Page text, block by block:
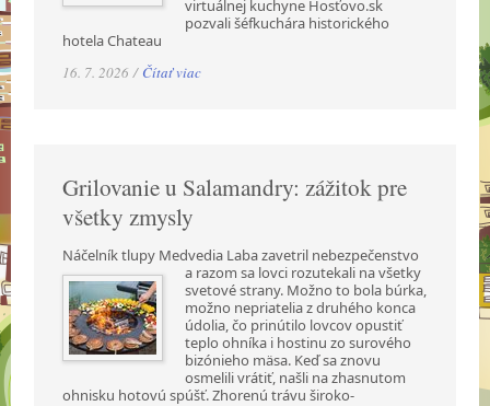
virtuálnej kuchyne Hosťovo.sk
pozvali šéfkuchára historického
hotela Chateau
16. 7. 2026 / Čítať viac
Grilovanie u Salamandry: zážitok pre
všetky zmysly
Náčelník tlupy Medvedia Laba zavetril nebezpečenstvo
a razom sa lovci rozutekali na všetky
svetové strany. Možno to bola búrka,
možno nepriatelia z druhého konca
údolia, čo prinútilo lovcov opustiť
teplo ohníka i hostinu zo surového
bizónieho mäsa. Keď sa znovu
osmelili vrátiť, našli na zhasnutom
ohnisku hotovú spúšť. Zhorenú trávu široko-